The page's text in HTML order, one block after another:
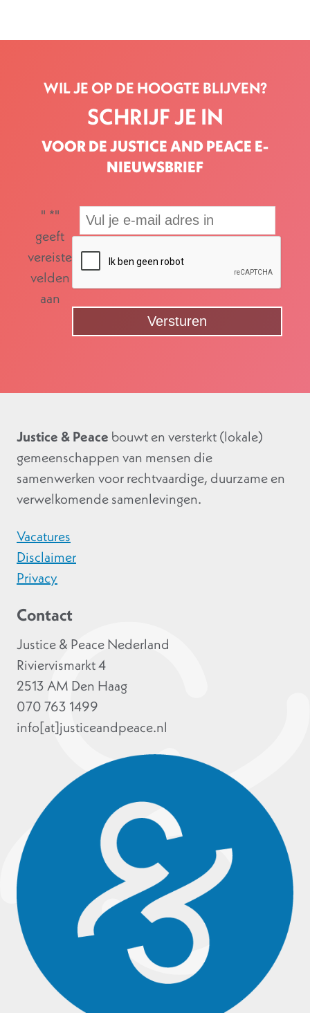
WIL JE OP DE HOOGTE BLIJVEN?
SCHRIJF JE IN
VOOR DE JUSTICE AND PEACE E-
NIEUWSBRIEF
" *"
geeft
vereiste
velden
aan
Justice & Peace bouwt en versterkt (lokale)
gemeenschappen van mensen die
samenwerken voor rechtvaardige, duurzame en
verwelkomende samenlevingen.
Vacatures
Disclaimer
Privacy
Contact
Justice & Peace Nederland
Riviervismarkt 4
2513 AM Den Haag
070 763 1499
info[at]justiceandpeace.nl